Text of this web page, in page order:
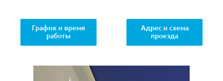
График и время
работы
Адрес и схема
проезда